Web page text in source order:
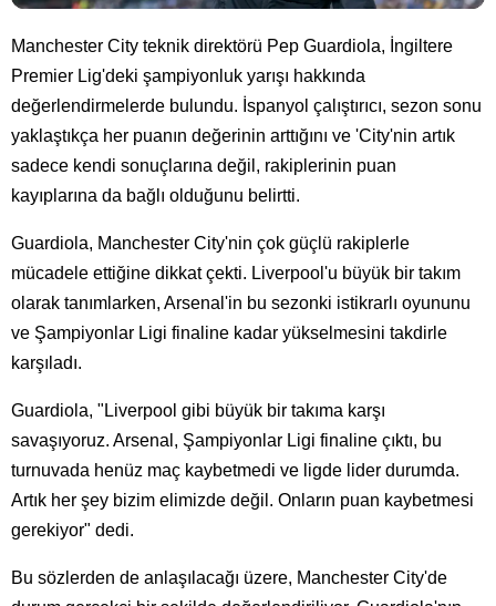
Manchester City teknik direktörü Pep Guardiola, İngiltere
Premier Lig'deki şampiyonluk yarışı hakkında
değerlendirmelerde bulundu. İspanyol çalıştırıcı, sezon sonu
yaklaştıkça her puanın değerinin arttığını ve 'City'nin artık
sadece kendi sonuçlarına değil, rakiplerinin puan
kayıplarına da bağlı olduğunu belirtti.
Guardiola, Manchester City'nin çok güçlü rakiplerle
mücadele ettiğine dikkat çekti. Liverpool'u büyük bir takım
olarak tanımlarken, Arsenal'in bu sezonki istikrarlı oyununu
ve Şampiyonlar Ligi finaline kadar yükselmesini takdirle
karşıladı.
Guardiola, "Liverpool gibi büyük bir takıma karşı
savaşıyoruz. Arsenal, Şampiyonlar Ligi finaline çıktı, bu
turnuvada henüz maç kaybetmedi ve ligde lider durumda.
Artık her şey bizim elimizde değil. Onların puan kaybetmesi
gerekiyor" dedi.
Bu sözlerden de anlaşılacağı üzere, Manchester City'de